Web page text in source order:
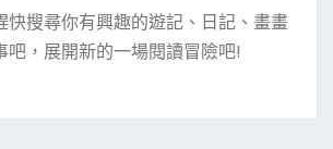
快搜尋你有興趣的遊記、日記、畫畫
吧，展開新的一場閱讀冒險吧!